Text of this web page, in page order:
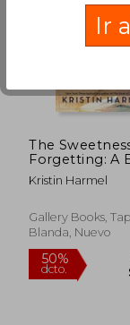
dcto.
The
Forgetting: A
Club
Kristin Harmel
Gallery Books,
Blanda, Nuevo
Ir